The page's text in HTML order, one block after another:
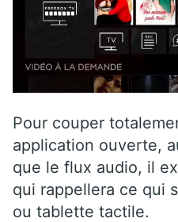
Pour couper
application ouverte,
que le flux audio, il
qui rappellera ce qui
ou tablette tactile.